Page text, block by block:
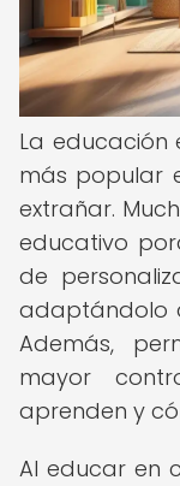
La educación
más popular
extrañar.
educativo
de
adaptándolo
Además,
mayor
aprenden y
Al educar en